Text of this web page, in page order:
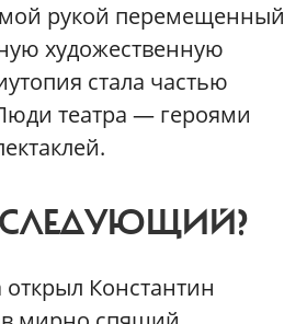
рукой перемещенный
художественную
стала частью
театра — героями
открыл Константин